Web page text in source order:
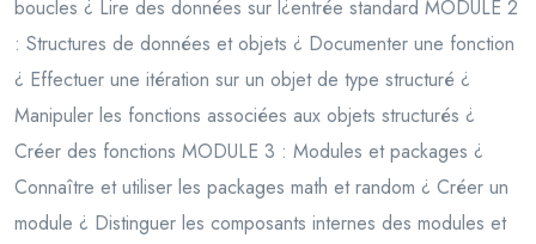
boucles ¿ Lire des données sur l¿entrée standard MODULE 2
: Structures de données et objets ¿ Documenter une fonction
¿ Effectuer une itération sur un objet de type structuré ¿
Manipuler les fonctions associées aux objets structurés ¿
Créer des fonctions MODULE 3 : Modules et packages ¿
Connaître et utiliser les packages math et random ¿ Créer un
module ¿ Distinguer les composants internes des modules et